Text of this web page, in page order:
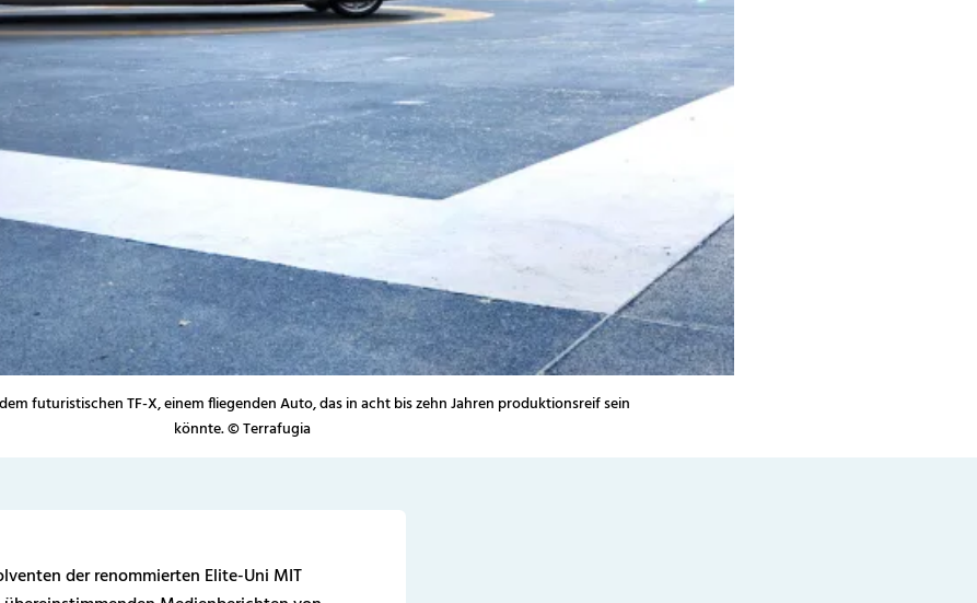
futuristischen TF-X, einem fliegenden Auto, das in acht bis zehn Jahren produktionsreif sein
könnte. © Terrafugia
der renommierten Elite-Uni MIT